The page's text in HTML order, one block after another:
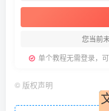
您当前
单个教程无需登录，
© 版权声明